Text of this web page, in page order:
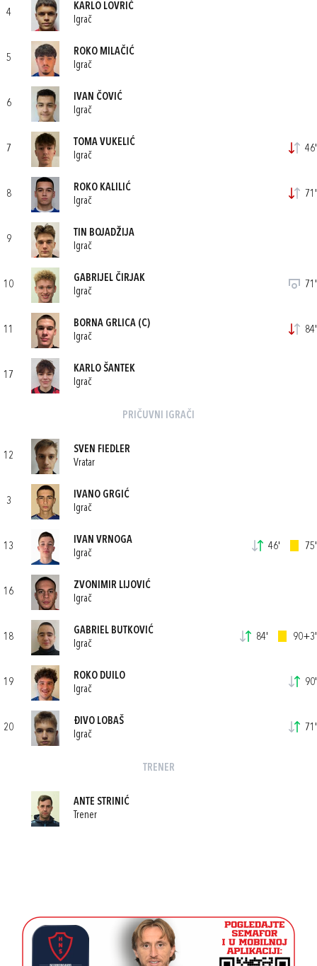
4
KARLO LOVRIĆ
Igrač
5
ROKO MILAČIĆ
Igrač
6
IVAN ČOVIĆ
Igrač
7
TOMA VUKELIĆ
Igrač
46'
8
ROKO KALILIĆ
Igrač
71'
9
TIN BOJADŽIJA
Igrač
10
GABRIJEL ČIRJAK
Igrač
71'
11
BORNA GRLICA (C)
Igrač
84'
17
KARLO ŠANTEK
Igrač
PRIČUVNI IGRAČI
12
SVEN FIEDLER
Vratar
3
IVANO GRGIĆ
Igrač
13
IVAN VRNOGA
Igrač
46' 75'
16
ZVONIMIR LIJOVIĆ
Igrač
18
GABRIEL BUTKOVIĆ
Igrač
84' 90+3'
19
ROKO DUILO
Igrač
90'
20
ĐIVO LOBAŠ
Igrač
71'
TRENER
ANTE STRINIĆ
Trener